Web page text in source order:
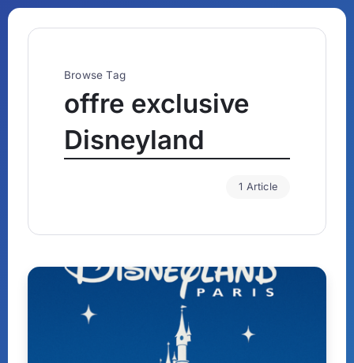
Browse Tag
offre exclusive
Disneyland
1 Article